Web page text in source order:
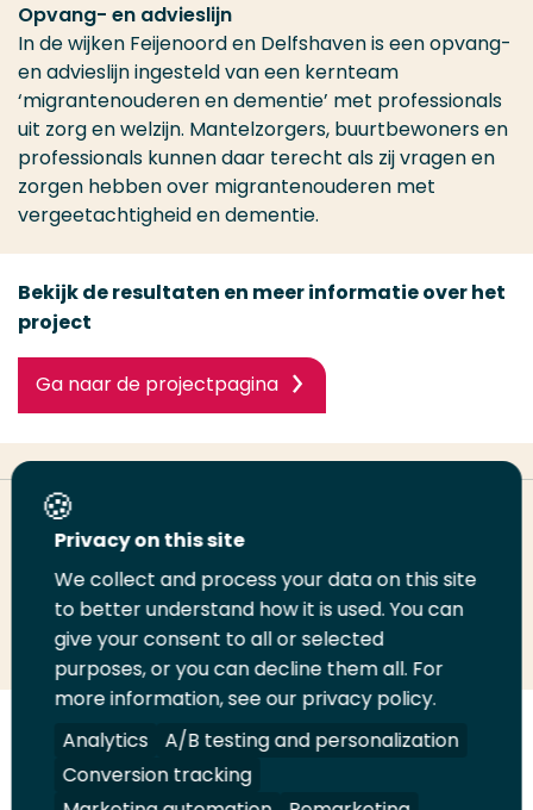
Opvang- en advieslijn
In de wijken Feijenoord en Delfshaven is een opvang-
en advieslijn ingesteld van een kernteam
‘migrantenouderen en dementie’ met professionals
uit zorg en welzijn. Mantelzorgers, buurtbewoners en
professionals kunnen daar terecht als zij vragen en
zorgen hebben over migrantenouderen met
vergeetachtigheid en dementie.
Bekijk de resultaten en meer informatie over het
project
Ga naar de projectpagina
Deel deze pagina
Deel
LinkedIn
Deel
op
Twitter
Deel
op
Facebook
Email
deze
pagina
Print
deze
pagina
Volg
ons
op
Volg
ons
op
Volg
ons
op
Volg
ons
op
Juridisch Security A-Z Index Contact
Privacy on this site
We collect and process your data on this site
to better understand how it is used. You can
give your consent to all or selected
purposes, or you can decline them all. For
more information, see our privacy policy.
Analytics
A/B testing and personalization
Conversion tracking